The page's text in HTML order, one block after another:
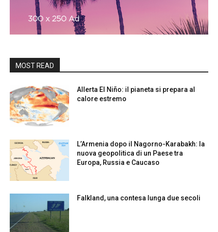
MOST READ
Allerta El Niño: il pianeta si prepara al
calore estremo
L’Armenia dopo il Nagorno-Karabakh: la
nuova geopolitica di un Paese tra
Europa, Russia e Caucaso
Falkland, una contesa lunga due secoli